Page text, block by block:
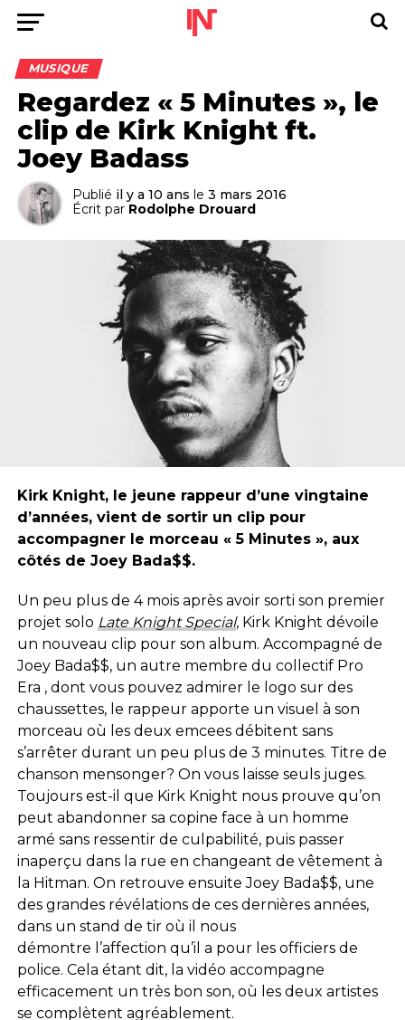
MUSIQUE
Regardez « 5 Minutes », le
clip de Kirk Knight ft.
Joey Badass
Publié il y a 10 ans le 3 mars 2016
Écrit par Rodolphe Drouard
Kirk Knight, le jeune rappeur d’une vingtaine
d’années, vient de sortir un clip pour
accompagner le morceau « 5 Minutes », aux
côtés de Joey Bada$$.
Un peu plus de 4 mois après avoir sorti son premier
projet solo Late Knight Special, Kirk Knight dévoile
un nouveau clip pour son album. Accompagné de
Joey Bada$$, un autre membre du collectif Pro
Era , dont vous pouvez admirer le logo sur des
chaussettes, le rappeur apporte un visuel à son
morceau où les deux emcees débitent sans
s’arrêter durant un peu plus de 3 minutes. Titre de
chanson mensonger? On vous laisse seuls juges.
Toujours est-il que Kirk Knight nous prouve qu’on
peut abandonner sa copine face à un homme
armé sans ressentir de culpabilité, puis passer
inaperçu dans la rue en changeant de vêtement à
la Hitman. On retrouve ensuite Joey Bada$$, une
des grandes révélations de ces dernières années,
dans un stand de tir où il nous
démontre l’affection qu’il a pour les officiers de
police. Cela étant dit, la vidéo accompagne
efficacement un très bon son, où les deux artistes
se complètent agréablement.